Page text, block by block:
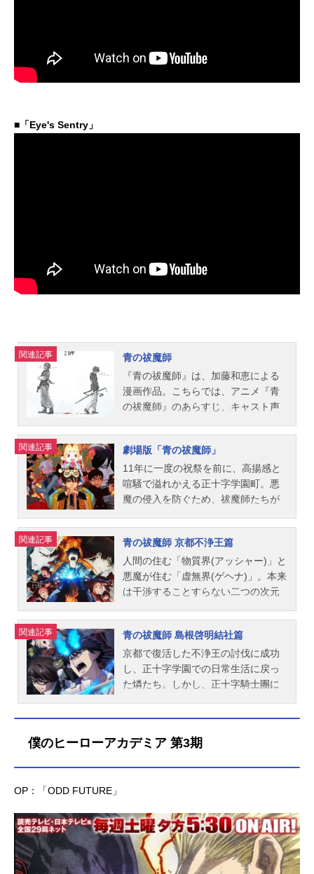
■「Eye's Sentry」
関連記事
青の祓魔師
『青の祓魔師』は、加藤和恵による
漫画作品。こちらでは、アニメ『青
の祓魔師』のあらすじ、キャスト声
介！
関連記事
劇場版「青の祓魔師」
11年に一度の祝祭を前に、高揚感と
喧騒で溢れかえる正十字学園町。悪
魔の侵入を防ぐため、祓魔師たちが
る幽霊列車(ファントムトレイン)の退
治にあたった奥村燐は、任務の途
中、少年の姿をした幼き悪魔に出会
う。作品名劇場版「青の祓魔師」放
送形態劇場版アニメシリーズ青の祓
（金）キャスト奥村燐：岡本信彦奥
村雪男：福山潤杜山しえみ：花澤香
菜勝呂竜士：中井和哉志摩廉造：遊
佐浩二三輪子猫丸：梶裕貴神木出
雲：喜多村英梨クロ：高垣彩陽霧隠
郎：藤原啓治うさ麻呂：釘宮理恵リ
ン：佐々木啓悟美術監督：木村真二
色彩設計：安部なぎさ音楽：澤野弘
之制作：A-1Pictures製作：「青の祓
魔師」劇場版製作委員会配給：東宝
関連記事
青の祓魔師 京都不浄王篇
人間の住む「物質界(アッシャー)」と
悪魔が住む「虚無界(ゲヘナ)」。本来
は干渉することすらない二つの次元
し、物質界に干渉していた。しかし
人間の中には、そんな悪魔を祓う
『祓魔師』が存在した――。魔神
（サタン）の落胤として生まれた奥
村燐は、己の出自を隠し祓魔師にな
撃の際、魔神の落胤であることが露
何者かに盗まれてしまい、燐たちは
予期せぬ事態に巻き込まれていく―
―。作品名青の祓魔師京都不浄王篇
放送形態TVアニメシリーズ青の祓魔
関連記事
青の祓魔師 島根啓明結社篇
京都で復活した不浄王の討伐に成功
し、正十字学園での日常生活に戻っ
た燐たち。しかし、正十字騎士團に
園で起こる不可思議な現象を解決し
團に宣戦布告する——魔神サタンを
復活させ、物質界(アッシャー)と虚無
界(ゲヘナ)を融和する、と。そしてと
ある「計画」のため、出雲が必要だ
僕のヒーローアカデミア 第3期
OP：「ODD FUTURE」